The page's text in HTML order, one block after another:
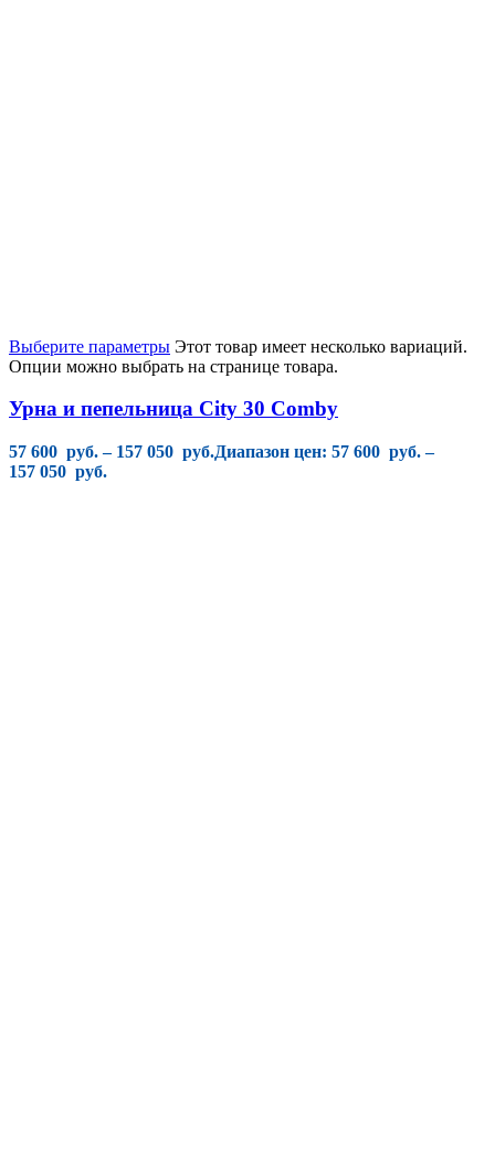
Выберите параметры Этот товар имеет несколько вариаций.
Опции можно выбрать на странице товара.
Урна и пепельница City 30 Comby
57 600 руб. – 157 050 руб.Диапазон цен: 57 600 руб. –
157 050 руб.